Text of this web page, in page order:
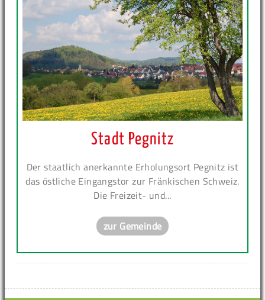
Stadt Pegnitz
Der staatlich anerkannte Erholungsort Pegnitz ist
das östliche Eingangstor zur Fränkischen Schweiz.
Die Freizeit- und...
zur Gemeinde